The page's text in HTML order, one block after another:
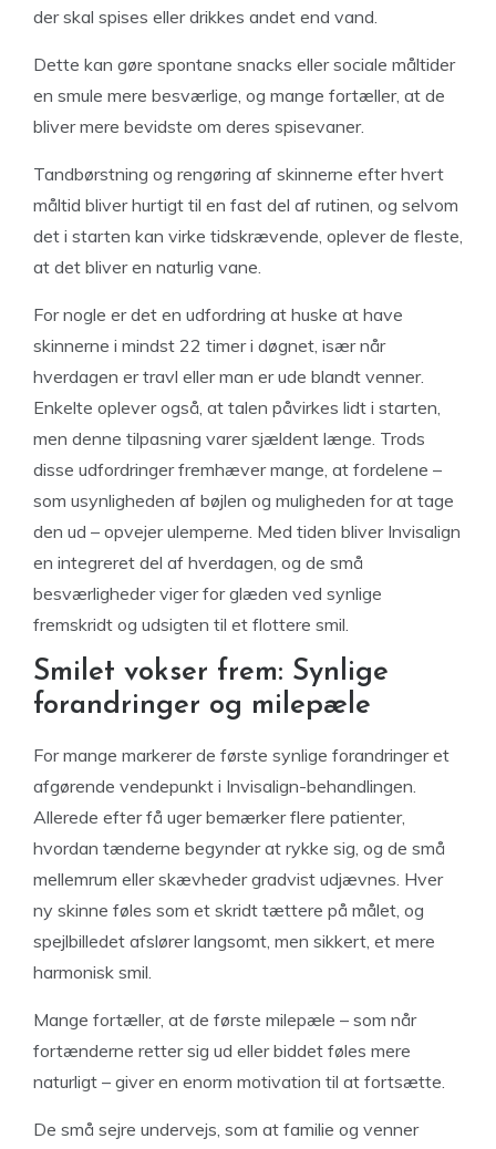
der skal spises eller drikkes andet end vand.
Dette kan gøre spontane snacks eller sociale måltider
en smule mere besværlige, og mange fortæller, at de
bliver mere bevidste om deres spisevaner.
Tandbørstning og rengøring af skinnerne efter hvert
måltid bliver hurtigt til en fast del af rutinen, og selvom
det i starten kan virke tidskrævende, oplever de fleste,
at det bliver en naturlig vane.
For nogle er det en udfordring at huske at have
skinnerne i mindst 22 timer i døgnet, især når
hverdagen er travl eller man er ude blandt venner.
Enkelte oplever også, at talen påvirkes lidt i starten,
men denne tilpasning varer sjældent længe. Trods
disse udfordringer fremhæver mange, at fordelene –
som usynligheden af bøjlen og muligheden for at tage
den ud – opvejer ulemperne. Med tiden bliver Invisalign
en integreret del af hverdagen, og de små
besværligheder viger for glæden ved synlige
fremskridt og udsigten til et flottere smil.
Smilet vokser frem: Synlige
forandringer og milepæle
For mange markerer de første synlige forandringer et
afgørende vendepunkt i Invisalign-behandlingen.
Allerede efter få uger bemærker flere patienter,
hvordan tænderne begynder at rykke sig, og de små
mellemrum eller skævheder gradvist udjævnes. Hver
ny skinne føles som et skridt tættere på målet, og
spejlbilledet afslører langsomt, men sikkert, et mere
harmonisk smil.
Mange fortæller, at de første milepæle – som når
fortænderne retter sig ud eller biddet føles mere
naturligt – giver en enorm motivation til at fortsætte.
De små sejre undervejs, som at familie og venner